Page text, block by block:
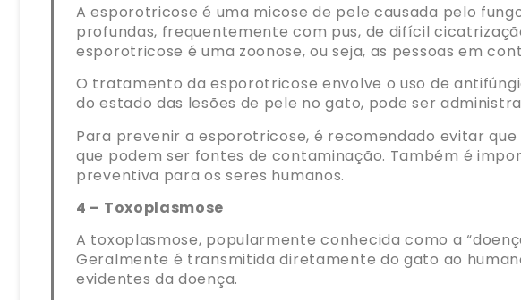
A esporotricose é uma micose de pele causada pelo
profundas, frequentemente com pus, de difícil
esporotricose é uma zoonose, ou seja, as pessoas em
O tratamento da esporotricose envolve o uso de
do estado das lesões de pele no gato, pode ser
Para prevenir a esporotricose, é recomendado evitar
que podem ser fontes de contaminação. Também é
preventiva para os seres humanos.
4 – Toxoplasmose
A toxoplasmose, popularmente conhecida como a
Geralmente é transmitida diretamente do gato ao
evidentes da doença.